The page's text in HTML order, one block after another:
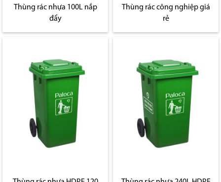
Thùng rác nhựa 100L nắp
đẩy
Thùng rác công nghiệp giá
rẻ